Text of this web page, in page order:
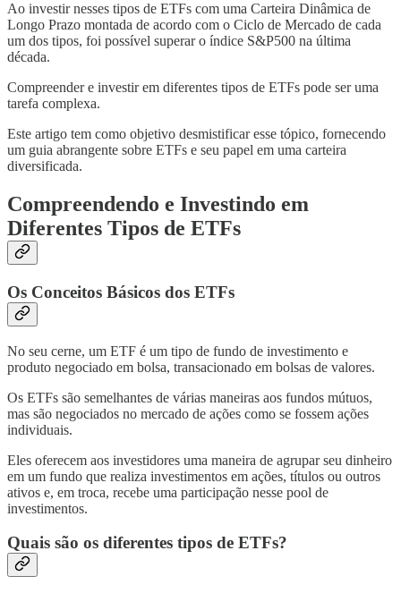
Ao investir nesses tipos de ETFs com uma Carteira Dinâmica de
Longo Prazo montada de acordo com o Ciclo de Mercado de cada
um dos tipos, foi possível superar o índice S&P500 na última
década.
Compreender e investir em diferentes tipos de ETFs pode ser uma
tarefa complexa.
Este artigo tem como objetivo desmistificar esse tópico, fornecendo
um guia abrangente sobre ETFs e seu papel em uma carteira
diversificada.
Compreendendo e Investindo em
Diferentes Tipos de ETFs
Os Conceitos Básicos dos ETFs
No seu cerne, um ETF é um tipo de fundo de investimento e
produto negociado em bolsa, transacionado em bolsas de valores.
Os ETFs são semelhantes de várias maneiras aos fundos mútuos,
mas são negociados no mercado de ações como se fossem ações
individuais.
Eles oferecem aos investidores uma maneira de agrupar seu dinheiro
em um fundo que realiza investimentos em ações, títulos ou outros
ativos e, em troca, recebe uma participação nesse pool de
investimentos.
Quais são os diferentes tipos de ETFs?